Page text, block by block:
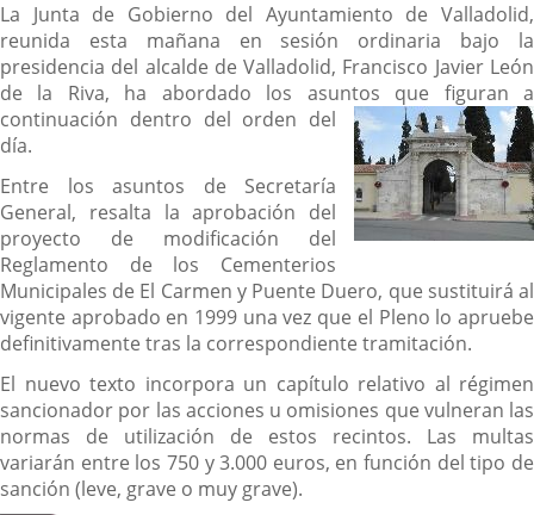
La Junta de Gobierno del Ayuntamiento de Valladolid,
reunida esta mañana en sesión ordinaria bajo la
presidencia del alcalde de Valladolid, Francisco Javier León
de la Riva, ha abordado los asuntos que figuran a
continuación dentro del orden del
día.
Entre los asuntos de Secretaría
General, resalta la aprobación del
proyecto de modificación del
Reglamento de los Cementerios
Municipales de El Carmen y Puente Duero, que sustituirá al
vigente aprobado en 1999 una vez que el Pleno lo apruebe
definitivamente tras la correspondiente tramitación.
El nuevo texto incorpora un capítulo relativo al régimen
sancionador por las acciones u omisiones que vulneran las
normas de utilización de estos recintos. Las multas
variarán entre los 750 y 3.000 euros, en función del tipo de
sanción (leve, grave o muy grave).